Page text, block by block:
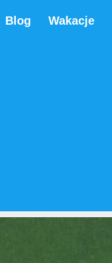
Blog Wakacje